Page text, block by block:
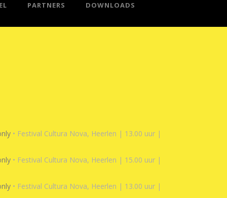
PARTNERS DOWNLOADS
• Festival Cultura Nova, Heerlen | 13.00 uur |
• Festival Cultura Nova, Heerlen | 15.00 uur |
• Festival Cultura Nova, Heerlen | 13.00 uur |